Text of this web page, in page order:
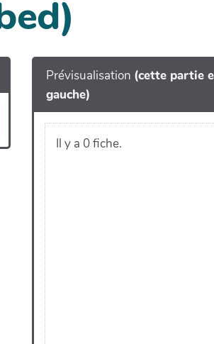
Prévisualisation (cette partie
gauche)